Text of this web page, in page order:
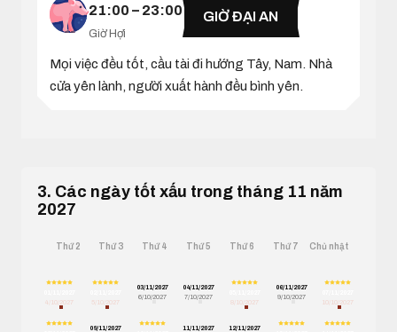
21:00 – 23:00
Giờ Hợi
GIỜ ĐẠI AN
Mọi việc đều tốt, cầu tài đi hướng Tây, Nam. Nhà
cửa yên lành, người xuất hành đều bình yên.
3. Các ngày tốt xấu trong tháng 11 năm
2027
Thứ 2 Thứ 3 Thứ 4 Thứ 5 Thứ 6 Thứ 7 Chủ nhật
4/10/2027
5/10/2027
03/11/2027
6/10/2027
04/11/2027
7/10/2027
8/10/2027
06/11/2027
9/10/2027
10/10/2027
09/11/2027
11/11/2027
12/11/2027